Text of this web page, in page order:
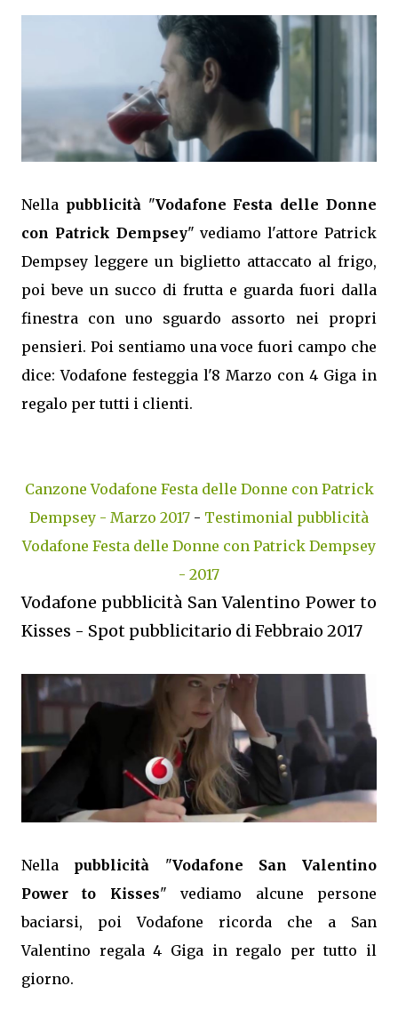
Nella pubblicità "Vodafone Festa delle Donne
con Patrick Dempsey" vediamo l'attore Patrick
Dempsey leggere un biglietto attaccato al frigo,
poi beve un succo di frutta e guarda fuori dalla
finestra con uno sguardo assorto nei propri
pensieri. Poi sentiamo una voce fuori campo che
dice: Vodafone festeggia l'8 Marzo con 4 Giga in
regalo per tutti i clienti.
Canzone Vodafone Festa delle Donne con Patrick
Dempsey - Marzo 2017 - Testimonial pubblicità
Vodafone Festa delle Donne con Patrick Dempsey
- 2017
Vodafone pubblicità San Valentino Power to
Kisses - Spot pubblicitario di Febbraio 2017
Nella pubblicità "Vodafone San Valentino
Power to Kisses" vediamo alcune persone
baciarsi, poi Vodafone ricorda che a San
Valentino regala 4 Giga in regalo per tutto il
giorno.